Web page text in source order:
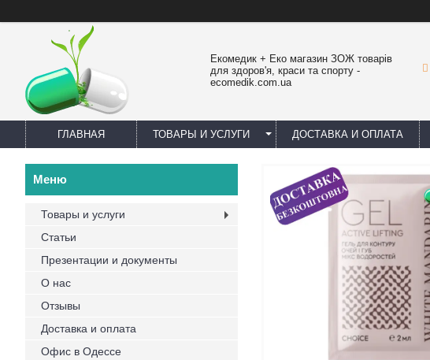
Екомедик + Еко магазин ЗОЖ товарів
для здоров'я, краси та спорту -
ecomedik.com.ua
ГЛАВНАЯ ТОВАРЫ И УСЛУГИ ДОСТАВКА И ОПЛАТА
Товары и услуги
Статьи
Презентации и документы
О нас
Отзывы
Доставка и оплата
Офис в Одессе